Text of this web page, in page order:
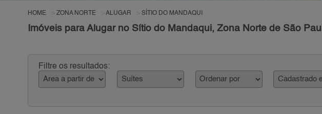
HOME ZONA NORTE ALUGAR SÍTIO DO MANDAQUI
Imóveis para Alugar no Sítio do Mandaqui, Zona Norte de São
Filtre os resultados: